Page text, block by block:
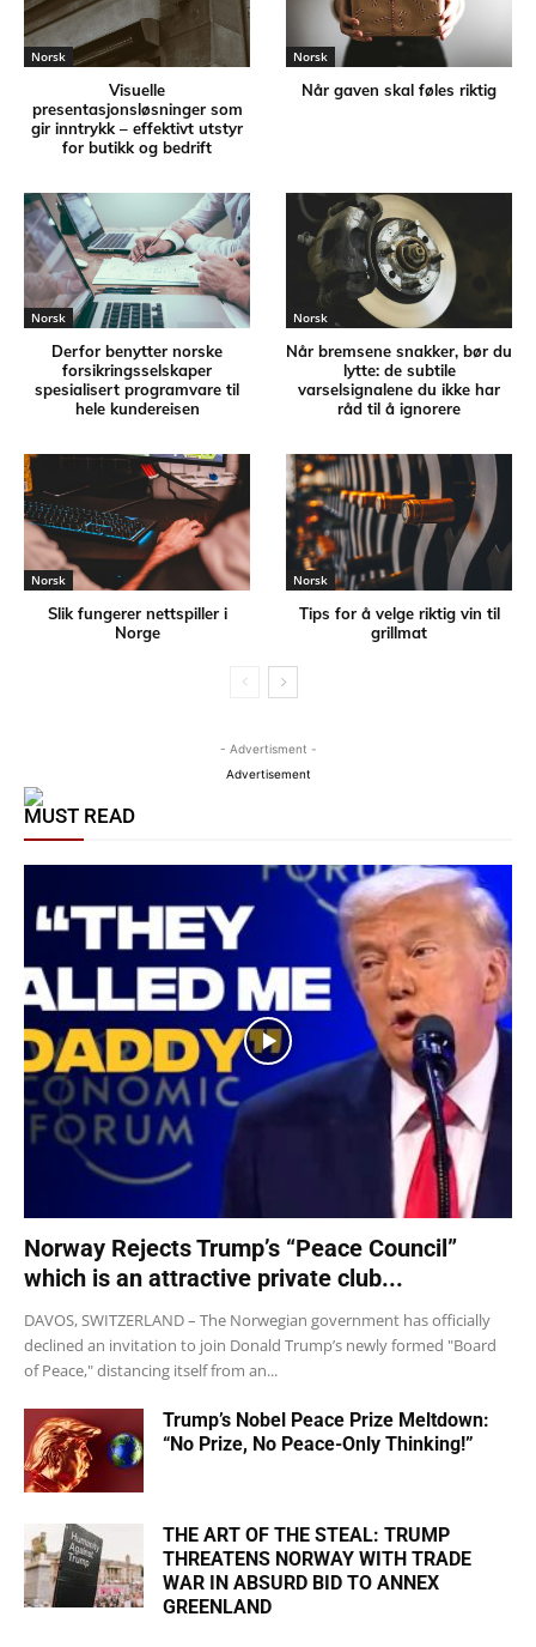
Norsk
Visuelle
presentasjonsløsninger som
gir inntrykk – effektivt utstyr
for butikk og bedrift
Norsk
Når gaven skal føles riktig
Norsk
Derfor benytter norske
forsikringsselskaper
spesialisert programvare til
hele kundereisen
Norsk
Når bremsene snakker, bør du
lytte: de subtile
varselsignalene du ikke har
råd til å ignorere
Norsk
Slik fungerer nettspiller i
Norge
Norsk
Tips for å velge riktig vin til
grillmat
- Advertisment -
Advertisement
MUST READ
Norway Rejects Trump’s “Peace Council”
which is an attractive private club...
DAVOS, SWITZERLAND – The Norwegian government has officially
declined an invitation to join Donald Trump’s newly formed "Board
of Peace," distancing itself from an...
Trump’s Nobel Peace Prize Meltdown:
“No Prize, No Peace-Only Thinking!”
THE ART OF THE STEAL: TRUMP
THREATENS NORWAY WITH TRADE
WAR IN ABSURD BID TO ANNEX
GREENLAND